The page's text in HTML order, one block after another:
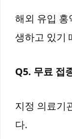
해외 유입
생하고 있기
Q5. 무료 접
지정 의료기
다.